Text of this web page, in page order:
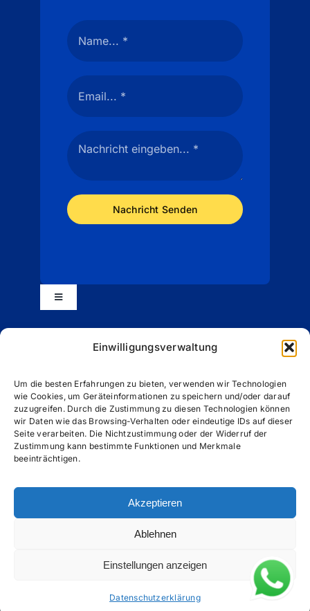
Einwilligungsverwaltung
Um die besten Erfahrungen zu bieten, verwenden wir Technologien
wie Cookies, um Geräteinformationen zu speichern und/oder darauf
zuzugreifen. Durch die Zustimmung zu diesen Technologien können
wir Daten wie das Browsing-Verhalten oder eindeutige IDs auf dieser
Seite verarbeiten. Die Nichtzustimmung oder der Widerruf der
Zustimmung kann bestimmte Funktionen und Merkmale
beeinträchtigen.
Akzeptieren
Ablehnen
Einstellungen anzeigen
Datenschutzerklärung
Nachricht Senden
Toggle
Navigation
Datenschutzerklärung (EU)
Cookie-Richtlinie (EU)
© 2012 - 2026| Entwickelt von SEZ Bilişim sezbil.com
|